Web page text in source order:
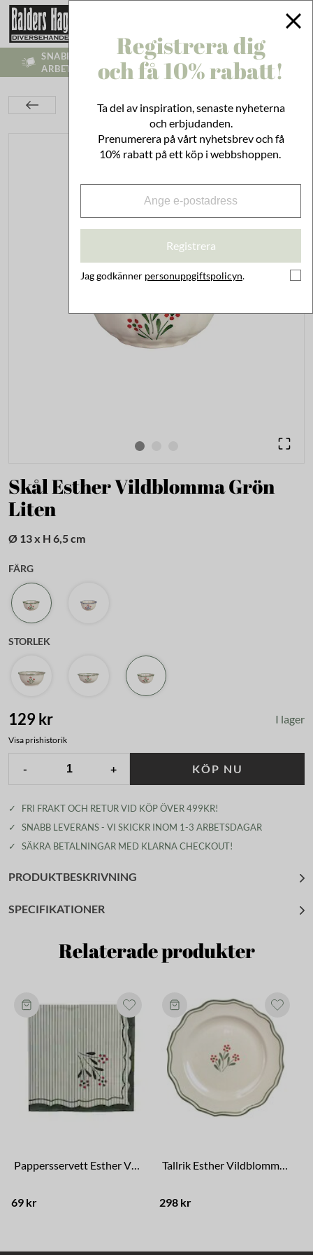
SNABB LEVERANS - VI SKICKR INOM 1-3
ARBETSDAGAR
Skål Esther Vildblomma Grön Liten
Skål Esther Vildblomma Grön
Liten
Ø 13 x H 6,5 cm
FÄRG
STORLEK
129 kr I lager
Visa prishistorik
- + KÖP NU
✓
FRI FRAKT OCH RETUR VID KÖP ÖVER 499KR!
✓
SNABB LEVERANS - VI SKICKR INOM 1-3 ARBETSDAGAR
✓
SÄKRA BETALNINGAR MED KLARNA CHECKOUT!
PRODUKTBESKRIVNING
SPECIFIKATIONER
Relaterade produkter
Pappersservett Esther Vildblomma Grön
69 kr
Tallrik Esther Vildblomma Grön
298 kr
Registrera dig
och få 10% rabatt!
Ta del av inspiration, senaste nyheterna
och erbjudanden.
Prenumerera på vårt nyhetsbrev och få
10% rabatt på ett köp i webbshoppen.
Registrera
Jag godkänner personuppgiftspolicyn.